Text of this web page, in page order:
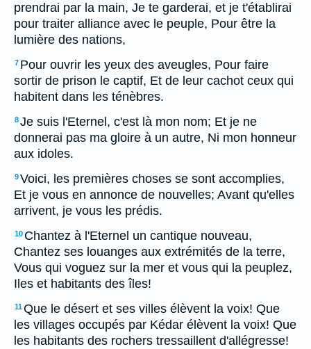
prendrai par la main, Je te garderai, et je t'établirai
pour traiter alliance avec le peuple, Pour être la
lumière des nations,
7 Pour ouvrir les yeux des aveugles, Pour faire
sortir de prison le captif, Et de leur cachot ceux qui
habitent dans les ténèbres.
8Je suis l'Eternel, c'est là mon nom; Et je ne
donnerai pas ma gloire à un autre, Ni mon honneur
aux idoles.
9Voici, les premières choses se sont accomplies,
Et je vous en annonce de nouvelles; Avant qu'elles
arrivent, je vous les prédis.
10 Chantez à l'Eternel un cantique nouveau,
Chantez ses louanges aux extrémités de la terre,
Vous qui voguez sur la mer et vous qui la peuplez,
Iles et habitants des îles!
11Que le désert et ses villes élèvent la voix! Que
les villages occupés par Kédar élèvent la voix! Que
les habitants des rochers tressaillent d'allégresse!